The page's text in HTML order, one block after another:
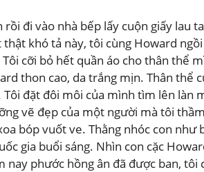
đi vào nhà bếp lấy cuộn giấy lau
khó tả này, tôi cùng Howard
cỡi bỏ hết quần áo cho thân thể
thon cao, da trắng mịn. Thân thể
đặt đôi môi của mình tìm lên làn
vẽ đẹp của một người mà tôi
bóp vuốt ve. Thằng nhóc con như
gia buổi sáng. Nhìn con cặc
phước hồng ân đã được ban, tôi